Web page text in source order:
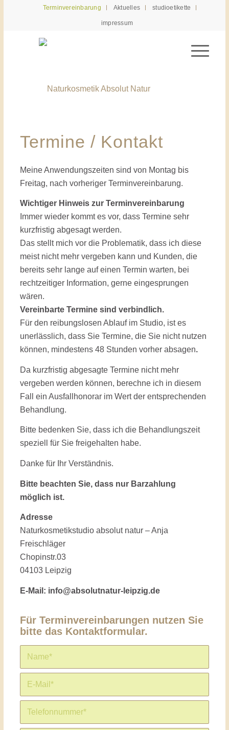
Terminvereinbarung Aktuelles studioetikette
impressum
Termine / Kontakt
Meine Anwendungszeiten sind von Montag bis
Freitag, nach vorheriger Terminvereinbarung.
Wichtiger Hinweis zur Terminvereinbarung
Immer wieder kommt es vor, dass Termine sehr
kurzfristig abgesagt werden.
Das stellt mich vor die Problematik, dass ich diese
meist nicht mehr vergeben kann und Kunden, die
bereits sehr lange auf einen Termin warten, bei
rechtzeitiger Information, gerne eingesprungen
wären.
Vereinbarte Termine sind verbindlich.
Für den reibungslosen Ablauf im Studio, ist es
unerlässlich, dass Sie Termine, die Sie nicht nutzen
können, mindestens 48 Stunden vorher absagen.
Da kurzfristig abgesagte Termine nicht mehr
vergeben werden können, berechne ich in diesem
Fall ein Ausfallhonorar im Wert der entsprechenden
Behandlung.
Bitte bedenken Sie, dass ich die Behandlungszeit
speziell für Sie freigehalten habe.
Danke für Ihr Verständnis.
Bitte beachten Sie, dass nur Barzahlung
möglich ist.
Adresse
Naturkosmetikstudio absolut natur – Anja
Freischläger
Chopinstr.03
04103 Leipzig
E-Mail: info@absolutnatur-leipzig.de
Für Terminvereinbarungen nutzen Sie
bitte das Kontaktformular.